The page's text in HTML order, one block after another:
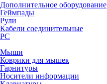
Дополнительное оборудование
Геймпады
Рули
Кабели соединительные
PC
Мыши
Коврики для мышек
Гарнитуры
Носители информации